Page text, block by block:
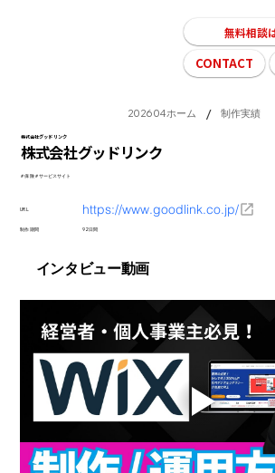
無料相談
CONTACT
202604ホーム / 制作実績
株式会社グッドリンク
株式会社グッドリンク
＃保険＃サービスサイト
URL https://www.goodlink.co.jp/
制作期間 92日間
インタビュー動画